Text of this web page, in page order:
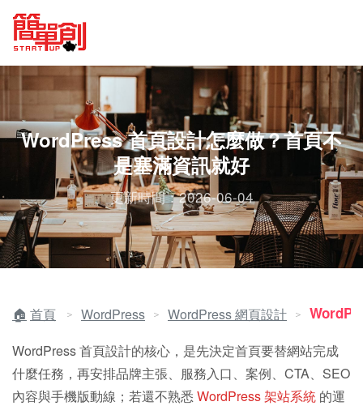
WordPress 首頁設計怎麼做？首頁不
是塞滿資訊就好
更新時間：2026-06-04
首頁 ＞ WordPress ＞ WordPress 網頁設計 ＞
WordPress 首頁設計的核心，是先決定首頁要替網站完成
什麼任務，再安排品牌主張、服務入口、案例、CTA、SEO
內容與手機版動線；若還不熟悉 WordPress 架站系統 的運